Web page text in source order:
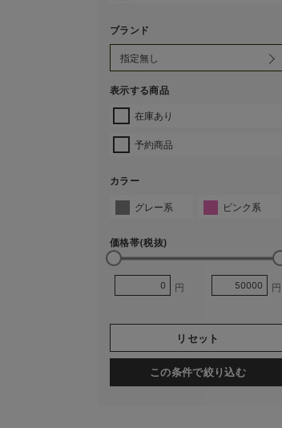
ブランド
表示する商品
在庫あり
予約商品
カラー
グレー系 ピンク系
価格帯(税抜)
円 円
リセット
この条件で絞り込む